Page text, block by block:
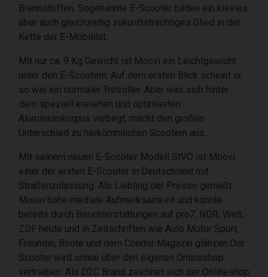
Brennstoffen. Sogenannte E-Scooter bilden ein kleines
aber auch gleichzeitig zukunftsträchtiges Glied in der
Kette der E-Mobilität.
Mit nur ca. 9 Kg Gewicht ist Moovi ein Leichtgewicht
unter den E-Scootern. Auf dem ersten Blick scheint er
so wie ein normaler Tretroller. Aber was sich hinter
dem speziell kreierten und optimierten
Aluminiumkorpus verbirgt, macht den großen
Unterschied zu herkömmlichen Scootern aus.
Mit seinem neuen E-Scooter Modell StVO ist Moovi
einer der ersten E-Scooter in Deutschland mit
Straßenzulassung. Als Liebling der Presse genießt
Moovi hohe mediale Aufmerksamkeit und konnte
bereits durch Berichterstattungen auf pro7, NDR, Welt,
ZDF heute und in Zeitschriften wie Auto Motor Sport,
Freundin, Boote und dem Condor Magazin glänzen.Der
Scooter wird online über den eigenen Onlineshop
vertrieben. Als D2C Brand zeichnet sich der Onlineshop